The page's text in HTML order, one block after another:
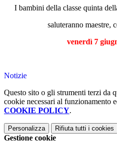
I bambini della classe quinta
saluteranno maestre,
venerdì 7
Notizie
Questo sito o gli strumenti terzi da
cookie necessari al funzionamento
COOKIE POLICY.
Personalizza Rifiuta tutti i cookies
Gestione cookie